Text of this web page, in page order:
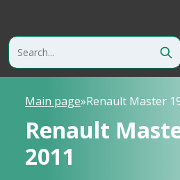
Main page»Renault Master
Renault
2011